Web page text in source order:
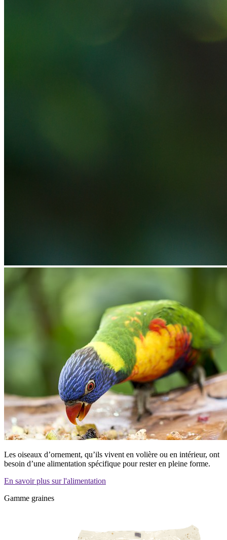
Les oiseaux d’ornement, qu’ils vivent en volière ou en intérieur, ont
besoin d’une alimentation spécifique pour rester en pleine forme.
En savoir plus sur l'alimentation
Gamme graines